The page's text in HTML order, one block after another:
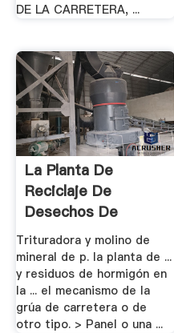
DE LA CARRETERA, ...
La Planta De
Reciclaje De
Desechos De
Concreto ...
Trituradora y molino de
mineral de p. la planta de ...
y residuos de hormigón en
la ... el mecanismo de la
grúa de carretera o de
otro tipo. > Panel o una ...